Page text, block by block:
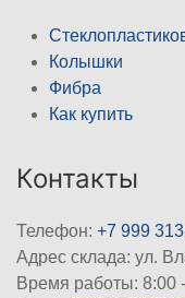
Колышки
Фибра
Как купить
Контакты
Телефон: +7 999
Адрес склада: ул.
Время работы: 8:00